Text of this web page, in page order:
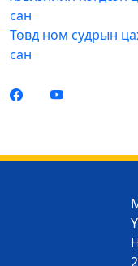
сан
Төвд ном судрын
сан